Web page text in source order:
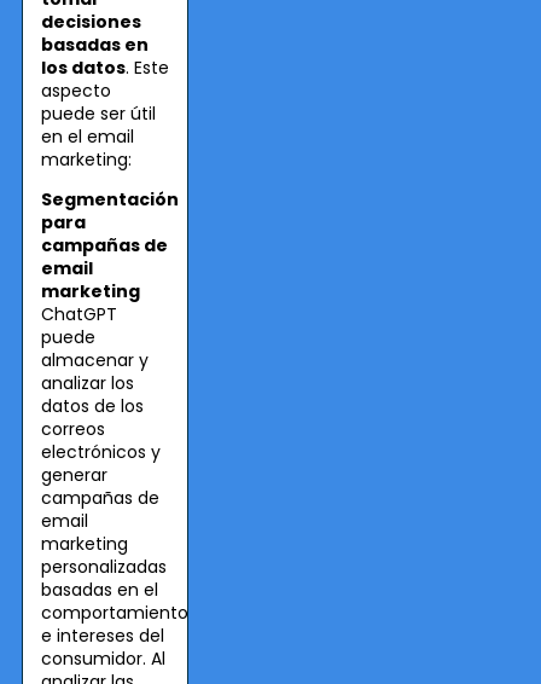
decisiones
basadas en
los datos. Este
aspecto
puede ser útil
en el email
marketing:
Segmentación
para
campañas de
email
marketing
ChatGPT
puede
almacenar y
analizar los
datos de los
correos
electrónicos y
generar
campañas de
email
marketing
personalizadas
basadas en el
comportamiento
e intereses del
consumidor. Al